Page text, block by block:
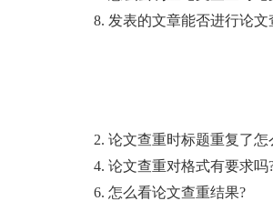
8. 发表的文章能否进行论文
2. 论文查重时标题重复了怎
4. 论文查重对格式有要求吗
6. 怎么看论文查重结果?